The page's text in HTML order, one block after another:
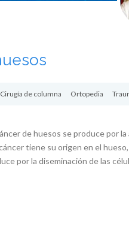
Cirugía de columna Ortopedia
de huesos se produce por
tiene su origen en el
por la diseminación de las